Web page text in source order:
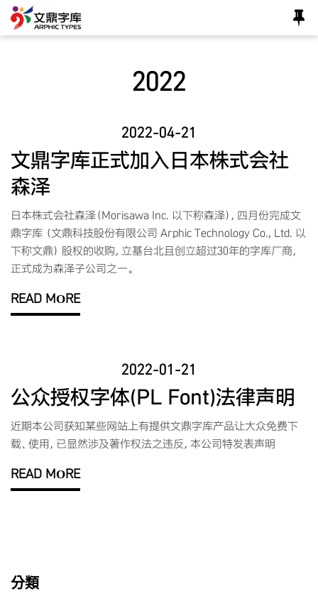
2022
2022-04-21
文鼎字库正式加入日本株式会社
森泽
日本株式会社森泽（Morisawa Inc. 以下称森泽），四月份完成文
鼎字库 （文鼎科技股份有限公司 Arphic Technology Co., Ltd. 以
下称文鼎） 股权的收购，立基台北且创立超过30年的字库厂商，
正式成为森泽子公司之一。
READ MORE
2022-01-21
公众授权字体(PL Font)法律声明
近期本公司获知某些网站上有提供文鼎字库产品让大众免费下
载、使用，已显然涉及著作权法之违反，本公司特发表声明
READ MORE
分類